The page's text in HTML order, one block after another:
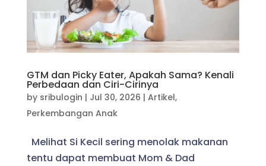
GTM dan Picky Eater, Apakah Sama? Kenali
Perbedaan dan Ciri-Cirinya
by sribulogin | Jul 30, 2026 | Artikel,
Perkembangan Anak
Melihat Si Kecil sering menolak makanan
tentu dapat membuat Mom & Dad